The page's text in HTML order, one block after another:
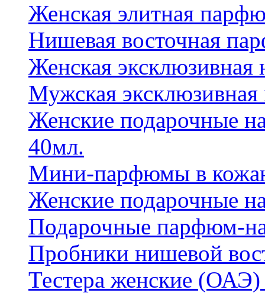
Женская элитная
Нишевая восточная
Женская
Мужская
Женские подарочные
40мл.
Мини-парфюмы в
Женские подарочные
Подарочные парфюм-
Пробники нишевой
Тестера женские (ОАЭ)